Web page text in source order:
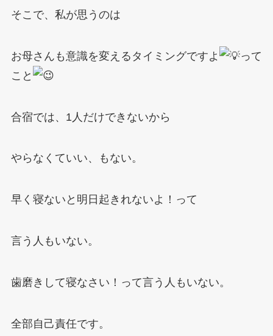
そこで、私が思うのは
お母さんも意識を変えるタイミングですよ
って
こと
合宿では、1人だけできないから
やらなくていい、もない。
早く寝ないと明日起きれないよ！って
言う人もいない。
歯磨きして寝なさい！って言う人もいない。
全部自己責任です。